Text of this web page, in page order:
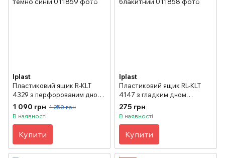
Iplast
Пластиковий ящик R-KLT
4329 з перфорованим дном
(396х297х280 мм) темно
синій
1 090 грн 1 250 грн
В наявності
Купити
Iplast
Пластиковий ящик RL-KLT
4147 з гладким дном
(396х297х147.5 мм)
блакитний
275 грн
В наявності
Купити